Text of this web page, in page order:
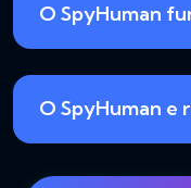
O SpyHuman
O SpyHuman e